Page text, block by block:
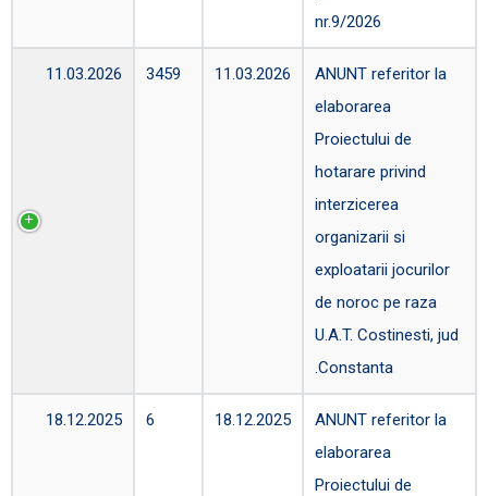
nr.9/2026
11.03.2026 3459 11.03.2026
ANUNT referitor la
elaborarea
Proiectului de
hotarare privind
interzicerea
organizarii si
exploatarii jocurilor
de noroc pe raza
U.A.T. Costinesti, jud
.Constanta
18.12.2025 6 18.12.2025
ANUNT referitor la
elaborarea
Proiectului de